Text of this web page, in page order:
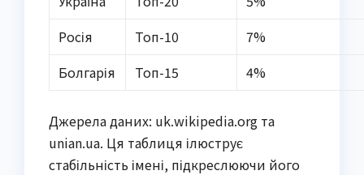
Росія
Топ-10
7%
Болгарія
Топ-15 4%
Джерела даних: uk.wikipedia.org та
unian.ua. Ця таблиця ілюструє
стабільність імені, підкреслюючи його